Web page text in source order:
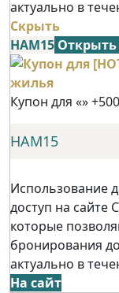
актуально в
Скрыть
НАМ15 Открыть
Купон для «»
НАМ15
Использование
доступ на сайте
которые
бронирования
актуально в
На сайт